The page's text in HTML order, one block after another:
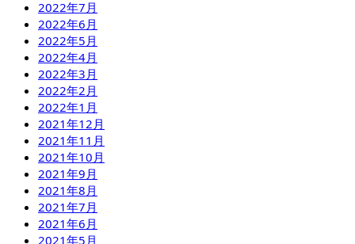
2022年7月
2022年6月
2022年5月
2022年4月
2022年3月
2022年2月
2022年1月
2021年12月
2021年11月
2021年10月
2021年9月
2021年8月
2021年7月
2021年6月
2021年5月